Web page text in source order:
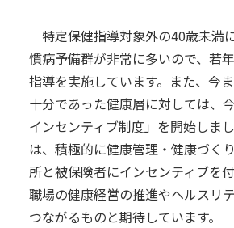
特定保健指導対象外の40歳未満
慣病予備群が非常に多いので、若
指導を実施しています。また、今
十分であった健康層に対しては、
インセンティブ制度」を開始しま
は、積極的に健康管理・健康づく
所と被保険者にインセンティブを
職場の健康経営の推進やヘルスリ
つながるものと期待しています。